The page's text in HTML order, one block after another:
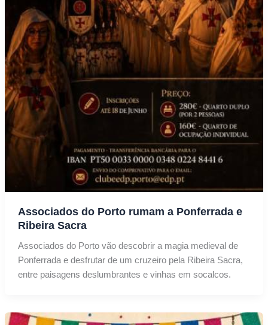
Associados do Porto rumam a Ponferrada e
Ribeira Sacra
Associados do Porto vão descobrir a magia medieval de
Ponferrada e desfrutar de um cruzeiro pela Ribeira Sacra,
entre paisagens deslumbrantes e vinhas em socalcos.